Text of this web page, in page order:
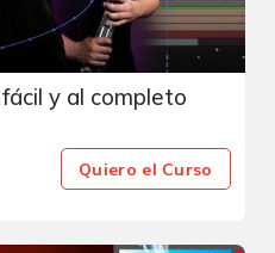
y al completo
Quiero el Curso